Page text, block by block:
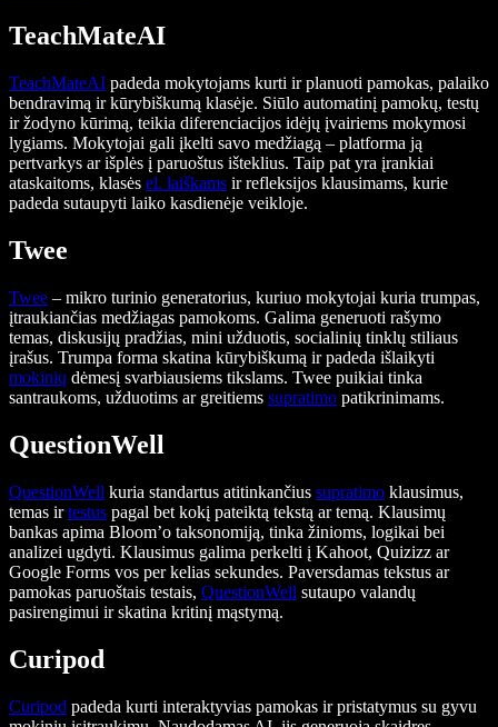
TeachMateAI
TeachMateAI padeda mokytojams kurti ir planuoti pamokas, palaiko
bendravimą ir kūrybiškumą klasėje. Siūlo automatinį pamokų, testų
ir žodyno kūrimą, teikia diferenciacijos idėjų įvairiems mokymosi
lygiams. Mokytojai gali įkelti savo medžiagą – platforma ją
pertvarkys ar išplės į paruoštus išteklius. Taip pat yra įrankiai
ataskaitoms, klasės el. laiškams ir refleksijos klausimams, kurie
padeda sutaupyti laiko kasdienėje veikloje.
Twee
Twee – mikro turinio generatorius, kuriuo mokytojai kuria trumpas,
įtraukiančias medžiagas pamokoms. Galima generuoti rašymo
temas, diskusijų pradžias, mini užduotis, socialinių tinklų stiliaus
įrašus. Trumpa forma skatina kūrybiškumą ir padeda išlaikyti
mokinių dėmesį svarbiausiems tikslams. Twee puikiai tinka
santraukoms, užduotims ar greitiems supratimo patikrinimams.
QuestionWell
QuestionWell kuria standartus atitinkančius supratimo klausimus,
temas irtestus pagal bet kokį pateiktą tekstą ar temą. Klausimų
bankas apima Bloom’o taksonomiją, tinka žinioms, logikai bei
analizei ugdyti. Klausimus galima perkelti į Kahoot, Quizizz ar
Google Forms vos per kelias sekundes. Paversdamas tekstus ar
pamokas paruoštais testais, QuestionWell sutaupo valandų
pasirengimui ir skatina kritinį mąstymą.
Curipod
Curipod padeda kurti interaktyvias pamokas ir pristatymus su gyvu